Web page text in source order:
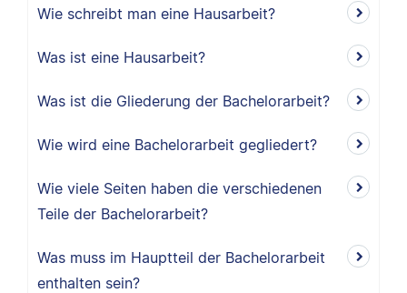
Wie schreibt man eine Hausarbeit?
Was ist eine Hausarbeit?
Was ist die Gliederung der Bachelorarbeit?
Wie wird eine Bachelorarbeit gegliedert?
Wie viele Seiten haben die verschiedenen
Teile der Bachelorarbeit?
Was muss im Hauptteil der Bachelorarbeit
enthalten sein?